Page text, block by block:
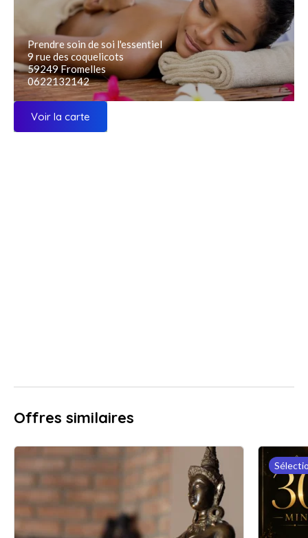
Prendre soin de soi l'essentiel
9 rue des coquelicots
59249 Fromelles
0622132142
Voir la carte
Offres similaires